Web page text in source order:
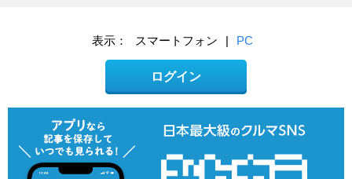
表示： スマートフォン | PC
ログイン